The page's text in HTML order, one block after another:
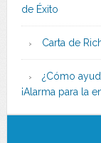
de Éxito
Carta de
¿Cómo
¡Alarma para la